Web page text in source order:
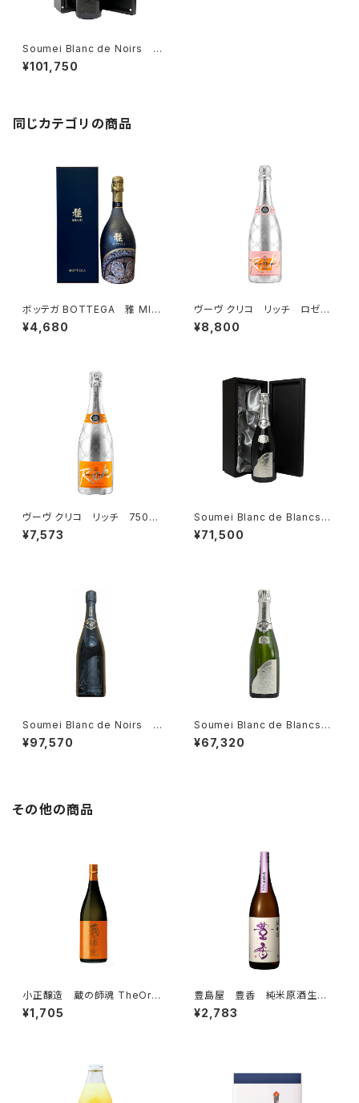
Soumei Blanc de Noirs ソ
ウメイ ブラン・ド・ノワール 箱
入 750ml SOUMEI CHAM
¥101,750
同じカテゴリの商品
ボッテガ BOTTEGA 雅 MIA
BI 750ml 専用ボックス入
り スパークリング ワイン イ
¥4,680
ヴーヴ クリコ リッチ ロゼ
750ml ROSE フランス シ
ャンパン コレクション 正規
¥8,800
ヴーヴ クリコ リッチ 750ml
シャンパーニュ リッチ コレ
クション 正規品
¥7,573
Soumei Blanc de Blancs
ソウメイブランドブラン プラチ
ナ 750ml 箱入 SOUMEI
¥71,500
Soumei Blanc de Noirs ソ
ウメイ ブラン・ド・ノワール 75
0ml SOUMEI CHAMPAGNE
¥97,570
Soumei Blanc de Blancs
ソウメイブランドブラン プラチ
ナ 750ml SOUMEI CHAM
¥67,320
その他の商品
小正醸造 蔵の師魂 TheOran
ge 720ml 芋焼酎
¥1,705
豊島屋 豊香 純米原酒生一
本 火入 日本酒 一升瓶
¥2,783